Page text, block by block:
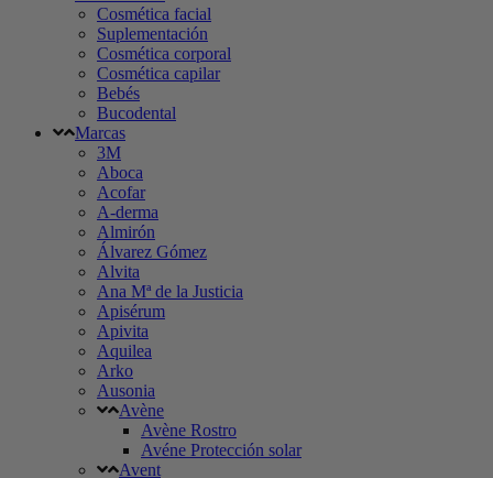
Cosmética facial
Suplementación
Cosmética corporal
Cosmética capilar
Bebés
Bucodental
Marcas
3M
Aboca
Acofar
A-derma
Almirón
Álvarez Gómez
Alvita
Ana Mª de la Justicia
Apisérum
Apivita
Aquilea
Arko
Ausonia
Avène
Avène Rostro
Avéne Protección solar
Avent